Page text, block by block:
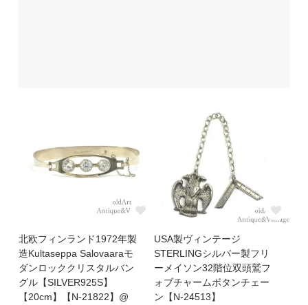
北欧フィンランド1972年製
造Kultaseppa Salovaaraモ
ダンロッククリスタルバン
グル【SILVER925S】
【20cm】【N-21822】@
USA製ヴィンテージ
STERLINGシルバー製フリ
ーメイソン32階位双頭鷲フ
ォブチャームボタンチェー
ン【N-24513】